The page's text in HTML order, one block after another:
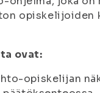
opiskelijoiden
ovat:
opiskelijan